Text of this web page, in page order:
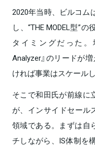
2020年当時、ビルコム
し、“THE MODEL型”
タイミングだった。
Analyzer』のリードが
ければ事業はスケールし
そこで和田氏が前線に
が、インサイドセール
領域である。まずは自
チしながら、IS体制を